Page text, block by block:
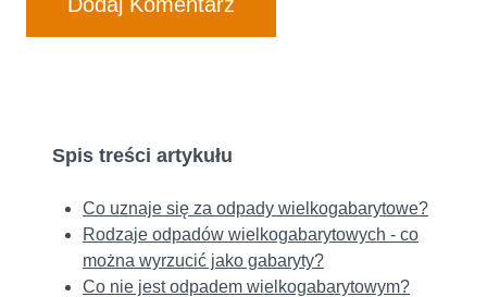
Spis treści artykułu
Co uznaje się za odpady wielkogabarytowe?
Rodzaje odpadów wielkogabarytowych - co
można wyrzucić jako gabaryty?
Co nie jest odpadem wielkogabarytowym?